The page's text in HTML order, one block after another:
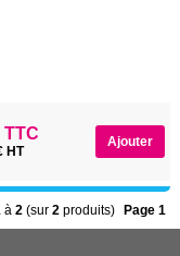
TTC
HT
à2 (sur2 produits) Page 1